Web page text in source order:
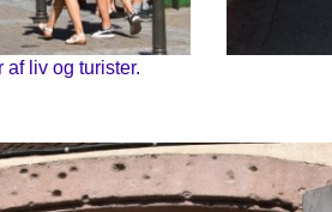
af liv og turister.